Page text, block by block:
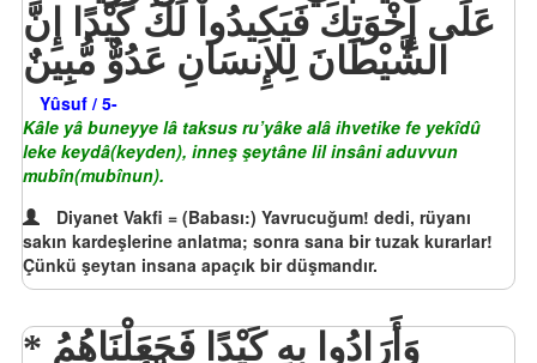
عَلَى إِخْوَتِكَ فَيَكِيدُواْ لَكَ كَيْدًا إِنَّ
الشَّيْطَانَ لِلإِنسَانِ عَدُوٌّ مُّبِينٌ
Yûsuf / 5-
Kâle yâ buneyye lâ taksus ru’yâke alâ ihvetike fe yekîdû
leke keydâ(keyden), inneş şeytâne lil insâni aduvvun
mubîn(mubînun).
Diyanet Vakfi = (Babası:) Yavrucuğum! dedi, rüyanı
sakın kardeşlerine anlatma; sonra sana bir tuzak kurarlar!
Çünkü şeytan insana apaçık bir düşmandır.